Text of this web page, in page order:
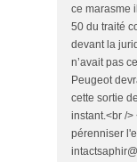
ce marasme
50 du traité
devant la
n’avait pas
Peugeot
cette sortie
instant.<br /
pérenniser